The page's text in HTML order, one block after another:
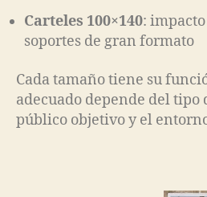
Carteles 100×140:
soportes de gran formato
Cada tamaño tiene su
adecuado depende del tipo
público objetivo y el